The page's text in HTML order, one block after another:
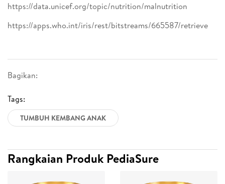
Bagikan:
Tags:
TUMBUH KEMBANG ANAK
https://data.unicef.org/topic/nutrition/malnutrition
https://apps.who.int/iris/rest/bitstreams/665587/retrieve
Rangkaian Produk PediaSure